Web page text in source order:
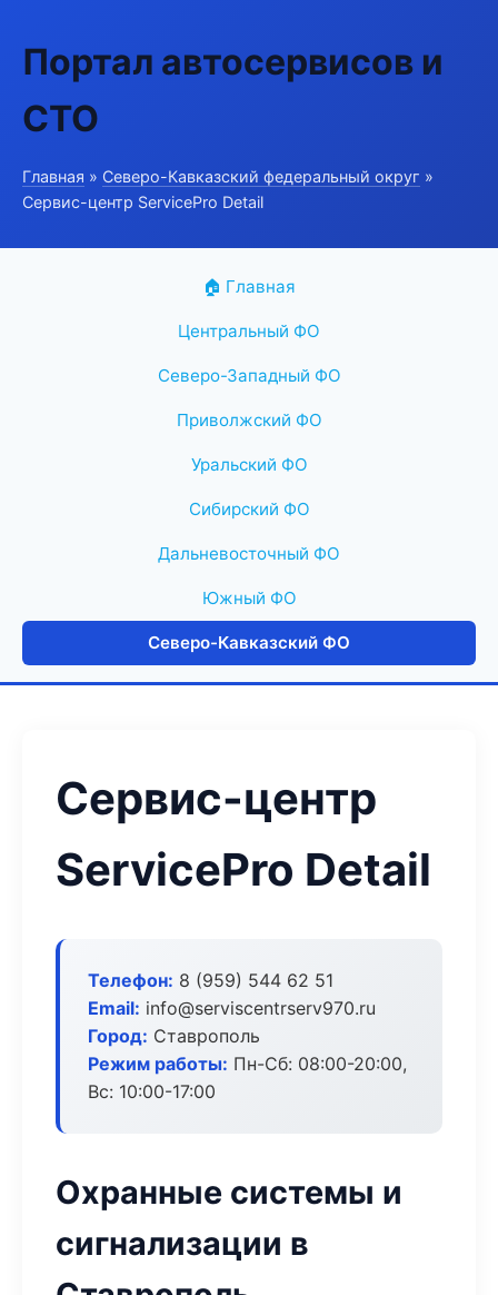
Портал автосервисов и
СТО
Главная » Северо-Кавказский федеральный округ »
Сервис-центр ServicePro Detail
🏠 Главная
Центральный ФО
Северо-Западный ФО
Приволжский ФО
Уральский ФО
Сибирский ФО
Дальневосточный ФО
Южный ФО
Северо-Кавказский ФО
Сервис-центр
ServicePro Detail
Телефон: 8 (959) 544 62 51
Email: info@serviscentrserv970.ru
Город: Ставрополь
Режим работы: Пн-Сб: 08:00-20:00,
Вс: 10:00-17:00
Охранные системы и
сигнализации в